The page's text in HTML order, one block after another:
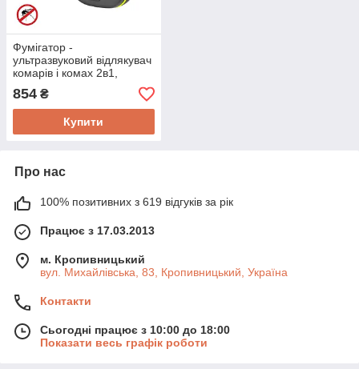
Фумігатор -
ультразвуковий відлякувач
комарів і комах 2в1,
SMART SENSOR A666
комбінованої дії
854 ₴
Купити
Про нас
100% позитивних з 619 відгуків за рік
Працює з 17.03.2013
м. Кропивницький
вул. Михайлівська, 83, Кропивницький, Україна
Контакти
Сьогодні працює з 10:00 до 18:00
Показати весь графік роботи